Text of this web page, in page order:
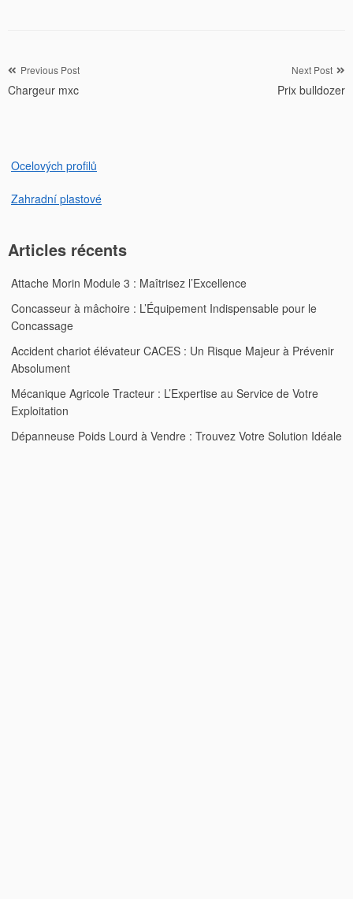
Navigation
de
Previous Post
Chargeur mxc
Next Post
Prix bulldozer
Ocelových profilů
Zahradní plastové
Articles récents
Attache Morin Module 3 : Maîtrisez l’Excellence
Concasseur à mâchoire : L’Équipement Indispensable pour le
Concassage
Accident chariot élévateur CACES : Un Risque Majeur à Prévenir
Absolument
Mécanique Agricole Tracteur : L’Expertise au Service de Votre
Exploitation
Dépanneuse Poids Lourd à Vendre : Trouvez Votre Solution Idéale